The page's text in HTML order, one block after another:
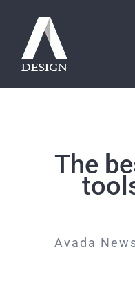
content
The
Avada